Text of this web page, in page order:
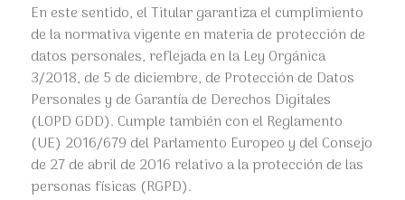
En este sentido, el Titular garantiza el cumplimiento
de la normativa vigente en materia de protección de
datos personales, reflejada en la Ley Orgánica
3/2018, de 5 de diciembre, de Protección de Datos
Personales y de Garantía de Derechos Digitales
(LOPD GDD). Cumple también con el Reglamento
(UE) 2016/679 del Parlamento Europeo y del Consejo
de 27 de abril de 2016 relativo a la protección de las
personas físicas (RGPD).